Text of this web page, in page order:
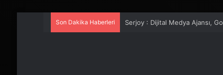
Son Dakika Haberleri Serjoy : Dijital Medya Ajansı,